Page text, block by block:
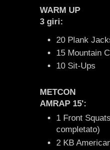
WARM UP
3 giri:
20 Plank
15 Mountain
10 Sit-Ups
METCON
AMRAP 15':
1 Front
completato)
2 KB